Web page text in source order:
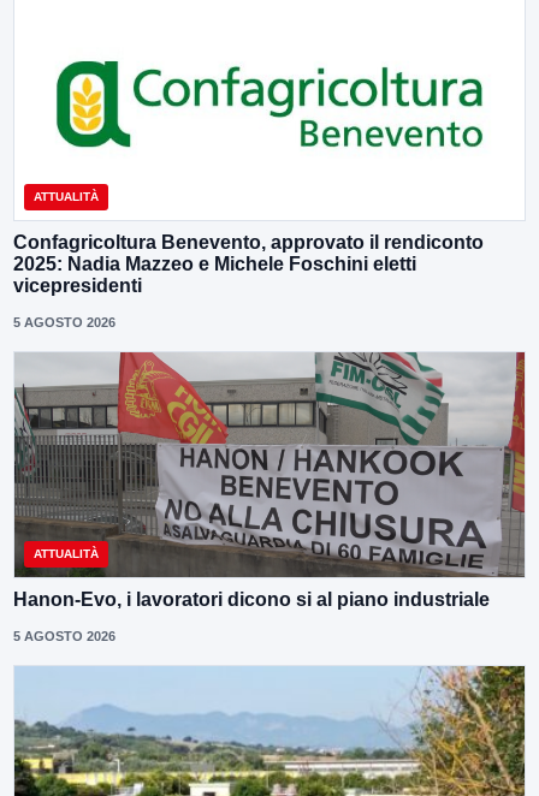
ATTUALITÀ
Confagricoltura Benevento, approvato il rendiconto
2025: Nadia Mazzeo e Michele Foschini eletti
vicepresidenti
5 AGOSTO 2026
ATTUALITÀ
Hanon-Evo, i lavoratori dicono si al piano industriale
5 AGOSTO 2026